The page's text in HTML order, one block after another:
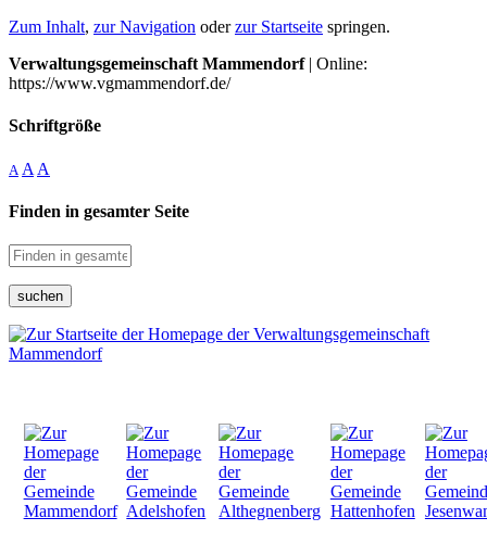
Zum Inhalt, zur Navigation oderzur Startseite springen.
Verwaltungsgemeinschaft Mammendorf| Online:
https://www.vgmammendorf.de/
Schriftgröße
A A A
Finden in gesamter Seite
suchen